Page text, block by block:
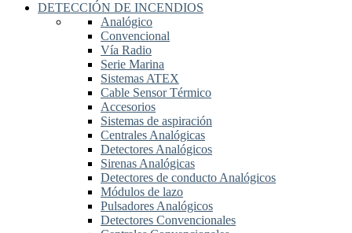
DETECCIÓN DE INCENDIOS
Analógico
Convencional
Vía Radio
Serie Marina
Sistemas ATEX
Cable Sensor Térmico
Accesorios
Sistemas de aspiración
Centrales Analógicas
Detectores Analógicos
Sirenas Analógicas
Detectores de conducto Analógicos
Módulos de lazo
Pulsadores Analógicos
Detectores Convencionales